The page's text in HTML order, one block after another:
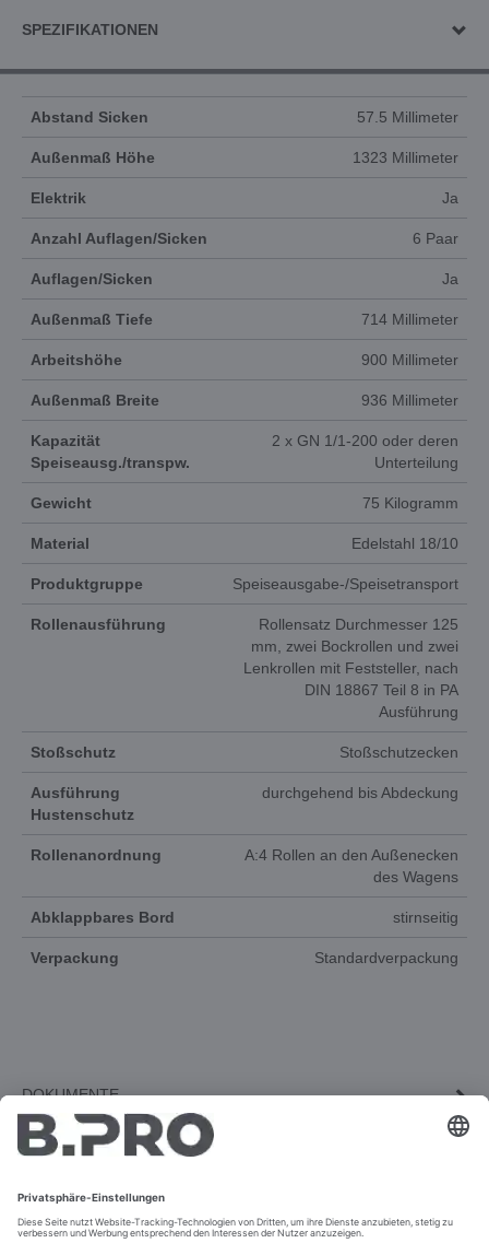
SPEZIFIKATIONEN
Abstand Sicken 57.5 Millimeter
Außenmaß Höhe 1323 Millimeter
Elektrik Ja
Anzahl Auflagen/Sicken 6 Paar
Auflagen/Sicken Ja
Außenmaß Tiefe 714 Millimeter
Arbeitshöhe 900 Millimeter
Außenmaß Breite 936 Millimeter
Kapazität
Speiseausg./transpw.
2 x GN 1/1-200 oder deren
Unterteilung
Gewicht 75 Kilogramm
Material Edelstahl 18/10
Produktgruppe Speiseausgabe-/Speisetransport
Rollenausführung
Rollensatz Durchmesser 125
mm, zwei Bockrollen und zwei
Lenkrollen mit Feststeller, nach
DIN 18867 Teil 8 in PA
Ausführung
Stoßschutz Stoßschutzecken
Ausführung
Hustenschutz
durchgehend bis Abdeckung
Rollenanordnung
A:4 Rollen an den Außenecken
des Wagens
Abklappbares Bord stirnseitig
Verpackung Standardverpackung
DOKUMENTE